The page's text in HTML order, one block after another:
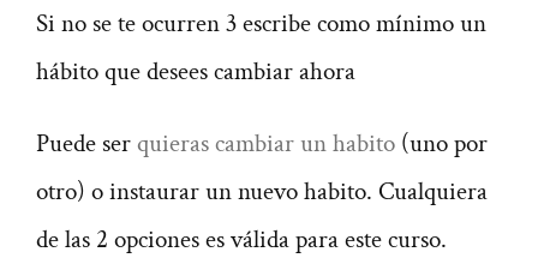
Si no se te ocurren 3 escribe como mínimo un
hábito que desees cambiar ahora
Puede serquieras cambiar un habito(uno por
otro) o instaurar un nuevo habito. Cualquiera
de las 2 opciones es válida para este curso.